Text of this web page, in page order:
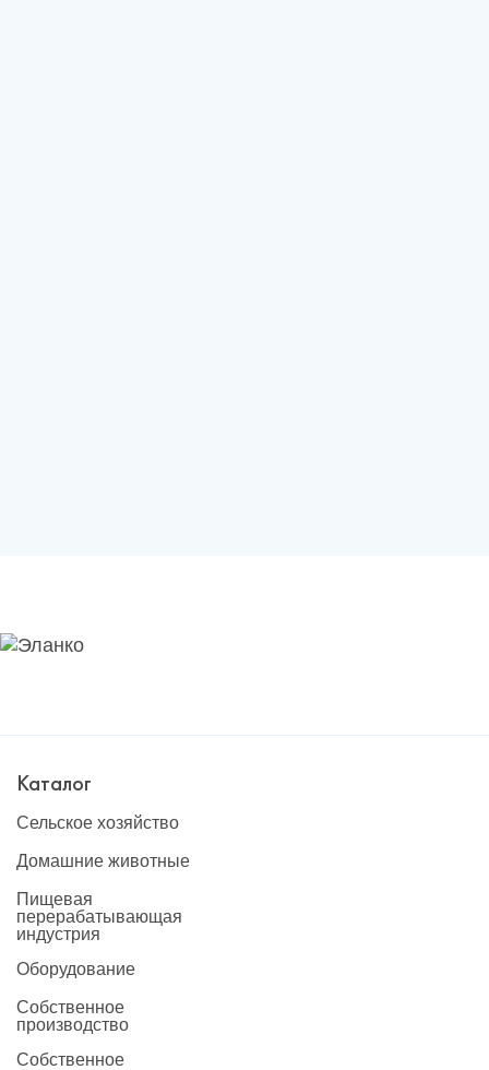
Каталог
Сельское хозяйство
Домашние животные
Пищевая
перерабатывающая
индустрия
Оборудование
Собственное
производство
Собственное